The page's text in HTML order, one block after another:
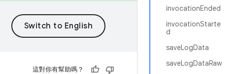
invocationEnded
invocationStarte
d
saveLogData
saveLogDataRaw
這對你有幫助嗎？